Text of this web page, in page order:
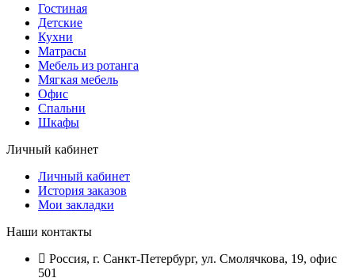
Гостиная
Детские
Кухни
Матрасы
Мебель из ротанга
Мягкая мебель
Офис
Спальни
Шкафы
Личный кабинет
Личный кабинет
История заказов
Мои закладки
Наши контакты
Россия, г. Санкт-Петербург, ул. Смолячкова, 19, офис
501